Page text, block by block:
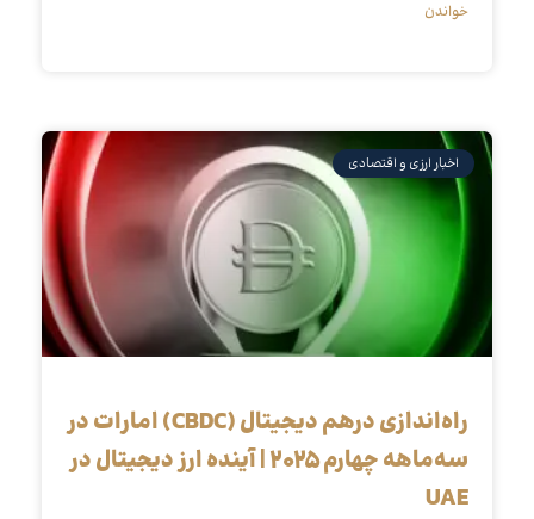
خواندن
اخبار ارزی و اقتصادی
راه‌اندازی درهم دیجیتال (CBDC) امارات در
سه‌ماهه چهارم ۲۰۲۵ | آینده ارز دیجیتال در
UAE